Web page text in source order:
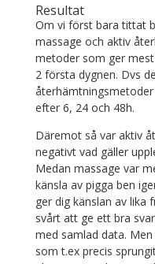
Resultat
Om vi först bara tittat
massage och aktiv
metoder som ger mest
2 första dygnen. Dvs
efter 6, 24 och 48h.
Däremot så var aktiv
negativt vad gäller
Medan massage var
känsla av pigga ben
ger dig känslan av lika
svårt att ge ett bra
med samlad data.
som t.ex precis